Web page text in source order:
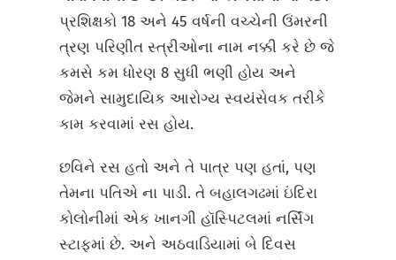
પ્રશિક્ષકો 18 અને 45 વર્ષની વચ્ચેની ઉંમરની
ત્રણ પરિણીત સ્ત્રીઓના નામ નક્કી કરે છે જે
કમસે કમ ધોરણ 8 સુધી ભણી હોય અને
જેમને સામુદાયિક આરોગ્ય સ્વયંસેવક તરીકે
કામ કરવામાં રસ હોય.
છવિને રસ હતો અને તે પાત્ર પણ હતાં, પણ
તેમના પતિએ ના પાડી. તે બહાલગઢમાં ઇંદિરા
કોલોનીમાં એક ખાનગી હૉસ્પિટલમાં નર્સિંગ
સ્ટાફમાં છે. અને અઠવાડિયામાં બે દિવસ